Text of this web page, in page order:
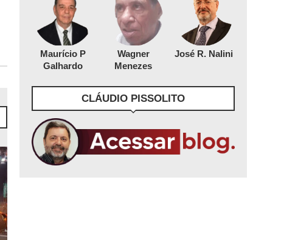
Maurício P
Galhardo
Wagner
Menezes
José R. Nalini
CLÁUDIO PISSOLITO